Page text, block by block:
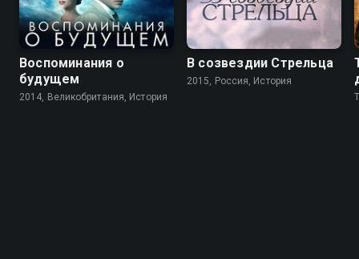
Воспоминания о
будущем
2014, Великобритания, История
В созвездии Стрельца
2015, Россия, История